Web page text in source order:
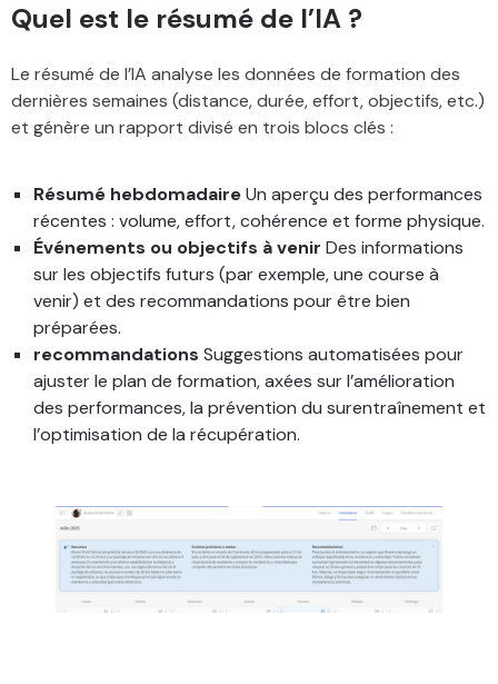
Quel est le résumé de l’IA ?
Le résumé de l’IA analyse les données de formation des
dernières semaines (distance, durée, effort, objectifs, etc.)
et génère un rapport divisé en trois blocs clés :
Résumé hebdomadaireUn aperçu des performances
récentes : volume, effort, cohérence et forme physique.
Événements ou objectifs à venir Des informations
sur les objectifs futurs (par exemple, une course à
venir) et des recommandations pour être bien
préparées.
recommandations Suggestions automatisées pour
ajuster le plan de formation, axées sur l’amélioration
des performances, la prévention du surentraînement et
l’optimisation de la récupération.